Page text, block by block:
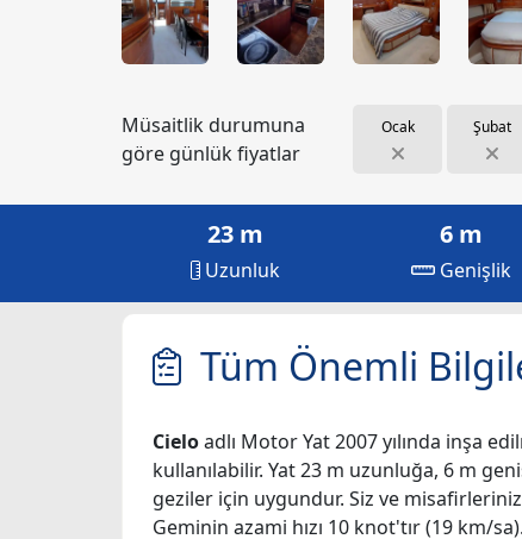
Müsaitlik durumuna
göre günlük fiyatlar
Ocak Şubat
23 m
Uzunluk
6 m
Genişlik
Tüm Önemli
Cieloadlı Motor Yat 2007 yılında inşa
kullanılabilir. Yat 23 m uzunluğa, 6 m
geziler için uygundur. Siz ve
Geminin azami hızı 10 knot'tır (19 km/